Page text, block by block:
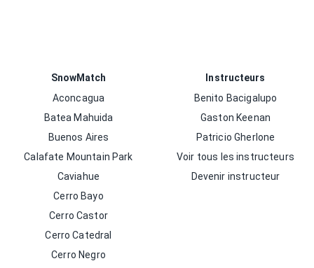
SnowMatch
Aconcagua
Batea Mahuida
Buenos Aires
Calafate Mountain Park
Caviahue
Cerro Bayo
Cerro Castor
Cerro Catedral
Cerro Negro
Instructeurs
Benito Bacigalupo
Gaston Keenan
Patricio Gherlone
Voir tous les instructeurs
Devenir instructeur